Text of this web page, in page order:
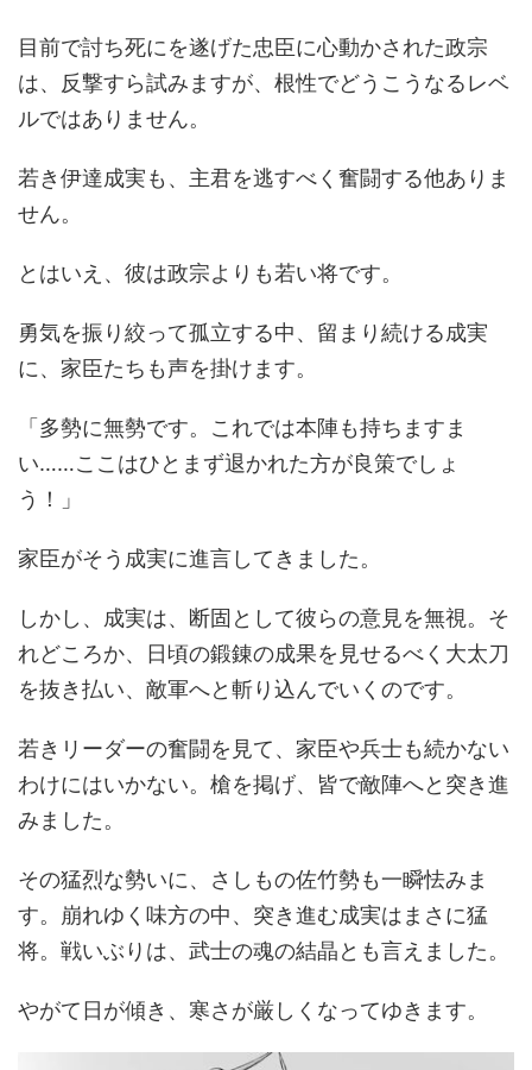
目前で討ち死にを遂げた忠臣に心動かされた政宗
は、反撃すら試みますが、根性でどうこうなるレベ
ルではありません。
若き伊達成実も、主君を逃すべく奮闘する他ありま
せん。
とはいえ、彼は政宗よりも若い将です。
勇気を振り絞って孤立する中、留まり続ける成実
に、家臣たちも声を掛けます。
「多勢に無勢です。これでは本陣も持ちますま
い……ここはひとまず退かれた方が良策でしょ
う！」
家臣がそう成実に進言してきました。
しかし、成実は、断固として彼らの意見を無視。そ
れどころか、日頃の鍛錬の成果を見せるべく大太刀
を抜き払い、敵軍へと斬り込んでいくのです。
若きリーダーの奮闘を見て、家臣や兵士も続かない
わけにはいかない。槍を掲げ、皆で敵陣へと突き進
みました。
その猛烈な勢いに、さしもの佐竹勢も一瞬怯みま
す。崩れゆく味方の中、突き進む成実はまさに猛
将。戦いぶりは、武士の魂の結晶とも言えました。
やがて日が傾き、寒さが厳しくなってゆきます。